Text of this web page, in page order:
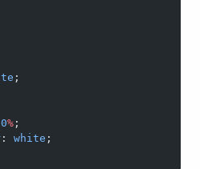
;
% ;
: white ;